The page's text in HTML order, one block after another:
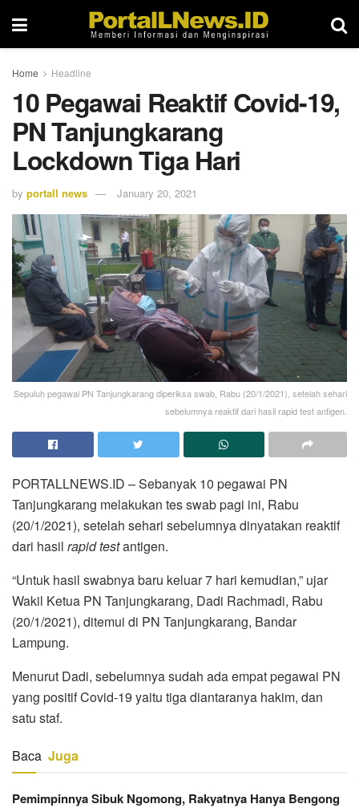
Home Headline
10 Pegawai Reaktif Covid-19,
PN Tanjungkarang
Lockdown Tiga Hari
by portall news January 20, 2021
Sepuluh pegawai PN Tanjungkarang diperiksa swab, Rabu (20/1/2021), setelah sehari
sebelumnya reaktif dari hasil rapid test antigen.
PORTALLNEWS.ID – Sebanyak 10 pegawai PN
Tanjungkarang melakukan tes swab pagi ini, Rabu
(20/1/2021), setelah sehari sebelumnya dinyatakan reaktif
dari hasil rapid testantigen.
“Untuk hasil swabnya baru keluar 7 hari kemudian,” ujar
Wakil Ketua PN Tanjungkarang, Dadi Rachmadi, Rabu
(20/1/2021), ditemui di PN Tanjungkarang, Bandar
Lampung.
Menurut Dadi, sebelumnya sudah ada empat pegawai PN
yang positif Covid-19 yaitu tiga diantaranya hakim, dan
satu staf.
Baca Juga
Pemimpinnya Sibuk Ngomong, Rakyatnya Hanya Bengong